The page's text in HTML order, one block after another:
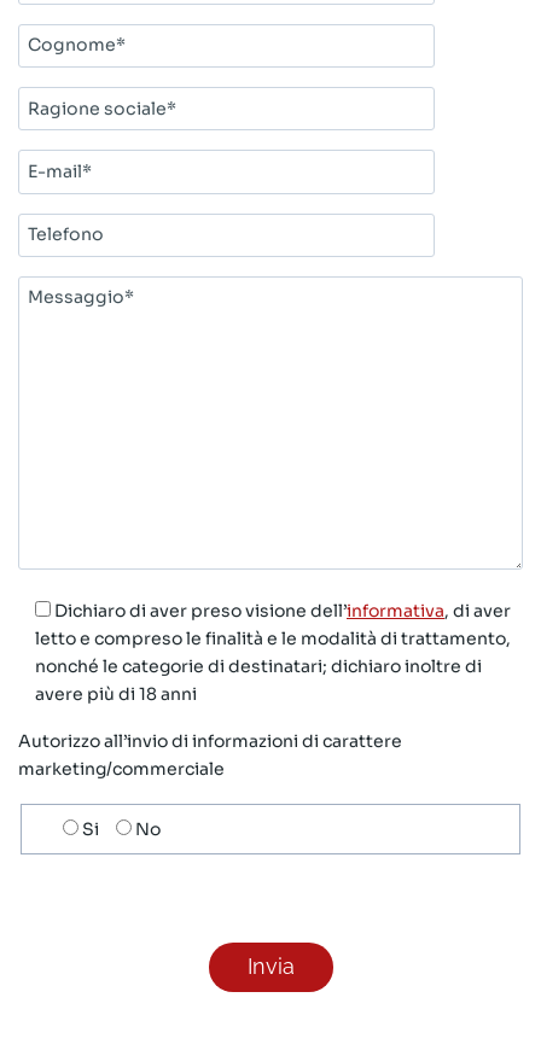
Cognome*
Ragione
sociale*
E-
mail*
Telefono
Messaggio*
Dichiaro di aver preso visione dell’informativa, di aver
letto e compreso le finalità e le modalità di trattamento,
nonché le categorie di destinatari; dichiaro inoltre di
avere più di 18 anni
Autorizzo all’invio di informazioni di carattere
marketing/commerciale
Scelta
invio
Si No